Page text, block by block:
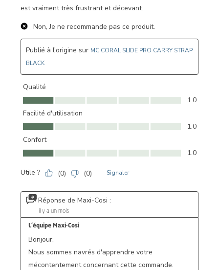
est vraiment très frustrant et décevant.
Non, Je ne recommande pas ce produit.
Publié à l'origine sur MC CORAL SLIDE PRO CARRY STRAP
BLACK
Qualité
Qualité, 1.0 sur 5
1.0
Facilité d'utilisation
Facilité d'utilisation, 1.0 sur 5
1.0
Confort
Confort, 1.0 sur 5
1.0
Utile ? (0) (0) Signaler
Réponse de Maxi-Cosi :
il y a un mois
L'équipe Maxi-Cosi
Bonjour,
Nous sommes navrés d'apprendre votre
mécontentement concernant cette commande.